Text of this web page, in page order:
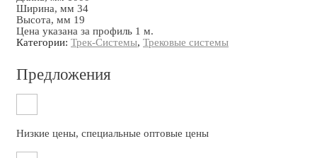
Ширина, мм 34
Высота, мм 19
Цена указана за профиль 1 м.
Категории: Трек-Системы, Трековые системы
Предложения
Низкие цены, специальные оптовые цены